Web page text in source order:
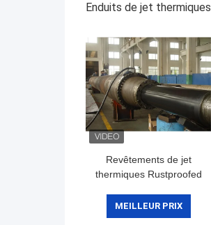
Enduits de jet thermiques
Revêtements de jet
thermiques Rustproofed
C633 NEN-EU 5
MEILLEUR PRIX